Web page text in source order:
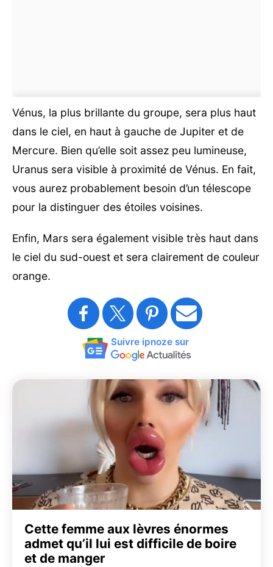
Vénus, la plus brillante du groupe, sera plus haut
dans le ciel, en haut à gauche de Jupiter et de
Mercure. Bien qu’elle soit assez peu lumineuse,
Uranus sera visible à proximité de Vénus. En fait,
vous aurez probablement besoin d’un télescope
pour la distinguer des étoiles voisines.
Enfin, Mars sera également visible très haut dans
le ciel du sud-ouest et sera clairement de couleur
orange.
Suivre ipnoze sur
Cette femme aux lèvres énormes
admet qu’il lui est difficile de boire
et de manger